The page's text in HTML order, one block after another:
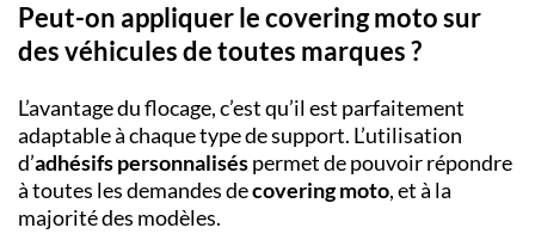
Peut-on appliquer le covering moto sur
des véhicules de toutes marques ?
L’avantage du flocage, c’est qu’il est parfaitement
adaptable à chaque type de support. L’utilisation
d’adhésifs personnaliséspermet de pouvoir répondre
à toutes les demandes decovering moto, et à la
majorité des modèles.